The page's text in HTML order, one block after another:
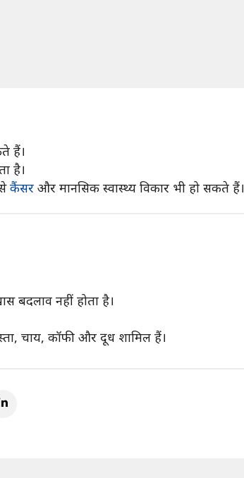
हैं।
है।
कैंसर और मानसिक स्वास्थ्य विकार भी हो सकते हैं।
बदलाव नहीं होता है।
चाय, कॉफी और दूध शामिल हैं।